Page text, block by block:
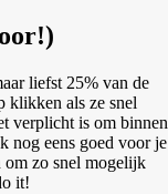
liefst 25% van de
klikken als ze snel
verplicht is om binnen
nog eens goed voor je
om zo snel mogelijk
it!